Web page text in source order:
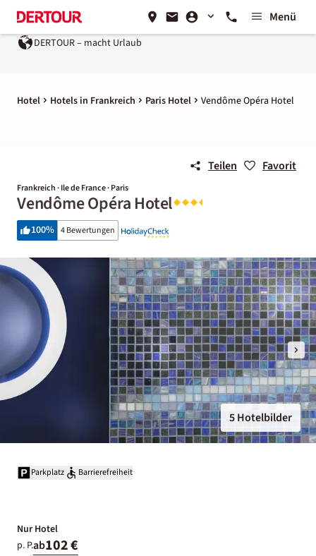
Menü
DERTOUR – macht Urlaub
Hotel Hotels in Frankreich Paris Hotel Vendôme Opéra Hotel
Teilen Favorit
Frankreich · Ile de France · Paris
Vendôme Opéra Hotel
100% 4 Bewertungen
5 Hotelbilder
Parkplatz Barrierefreiheit
Nur Hotel
p. P.ab102 €